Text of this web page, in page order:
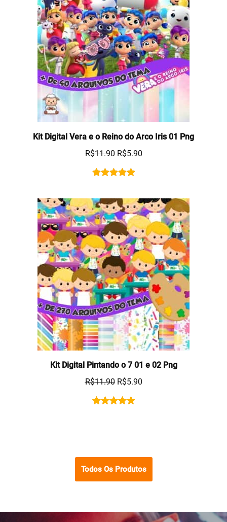
rating
Kit Digital Vera e o Reino do Arco Iris 01 Png
R$11.90 R$5.90
out of 5
based on
customer
rating
Kit Digital Pintando o 7 01 e 02 Png
R$11.90 R$5.90
Todos Os Produtos